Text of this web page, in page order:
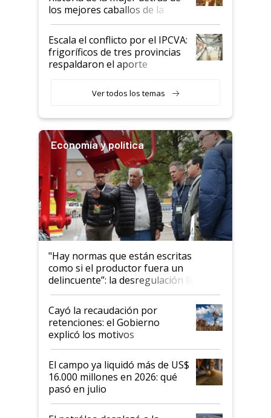
los mejores caballos de la
Argentina y los mitos que
todavía hacen sufrir a estos
animales: "Mientras me
descalificaban, yo seguí
haciendo currículum"
Escala el conflicto por el IPCVA:
frigoríficos de tres provincias
respaldaron el aporte
Ver todos los temas
Economía y política
"Hay normas que están escritas
como si el productor fuera un
delincuente”: la desregulación llegó
al Congreso Aapresid y hasta se
habló del financiamiento al IPCVA
Cayó la recaudación por
retenciones: el Gobierno
explicó los motivos
El campo ya liquidó más de US$
16.000 millones en 2026: qué
pasó en julio